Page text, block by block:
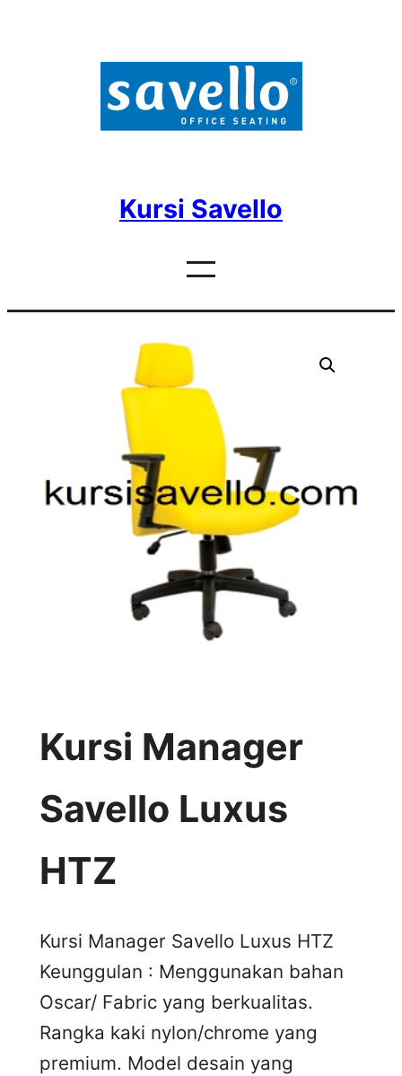
Kursi Savello
Kursi Manager
Savello Luxus
HTZ
Kursi Manager Savello Luxus HTZ
Keunggulan : Menggunakan bahan
Oscar/ Fabric yang berkualitas.
Rangka kaki nylon/chrome yang
premium. Model desain yang